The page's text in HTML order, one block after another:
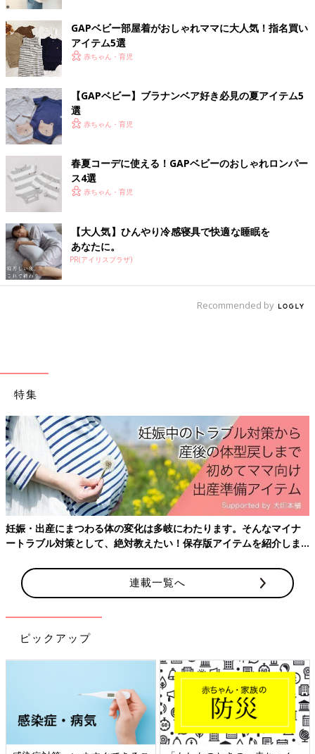
800_homeさんはこちらのセットアップをGET！シンプルなデザ
インですが、小さなブラナンベアのワンポイントやステッチなど
の細かなディテールがGAPベビーならではですよね。バケットハ
ットとの相性もバツグンです◎
GAPベビーらしい蛍光色で夏カラー◎
出典：Instagramアカウント「hutch428」
はっちさんがセレクトしたのはこちらのコーディネートです。総
柄のTシャツで、こちらの方は蛍光色カラーが気に入っているん
だとか！GAPらしいカラフルさで、まさに夏らしいアイテムです
よね。
色違いコーデを楽しんじゃおう
GAPベビー部屋着がおしゃれママに大人気！指名買い
アイテム5選
赤ちゃん・育児
【GAPベビー】ブラナンベア好き必見の夏アイテム5
選
赤ちゃん・育児
春夏コーデに使える！GAPベビーのおしゃれロンパー
ス4選
赤ちゃん・育児
【大人気】ひんやり冷感寝具で快適な睡眠を
あなたに。
PR(アイリスプラザ)
Recommended by
特集
妊娠・出産にまつわる体の変化は多岐にわたります。そんなマイナ
ートラブル対策として、絶対教えたい！保存版アイテムを紹介しま
連載一覧へ
ピックアップ